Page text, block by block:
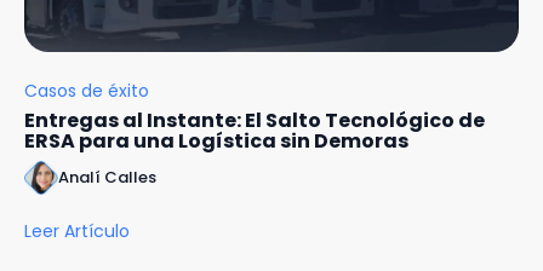
Casos de éxito
Entregas al Instante: El Salto Tecnológico de
ERSA para una Logística sin Demoras
Analí Calles
Leer Artículo